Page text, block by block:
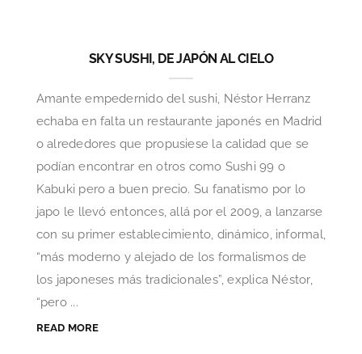
SKY SUSHI, DE JAPÓN AL CIELO
Amante empedernido del sushi, Néstor Herranz
echaba en falta un restaurante japonés en Madrid
o alrededores que propusiese la calidad que se
podían encontrar en otros como Sushi 99 o
Kabuki pero a buen precio. Su fanatismo por lo
japo le llevó entonces, allá por el 2009, a lanzarse
con su primer establecimiento, dinámico, informal,
“más moderno y alejado de los formalismos de
los japoneses más tradicionales”, explica Néstor,
“pero ...
READ MORE